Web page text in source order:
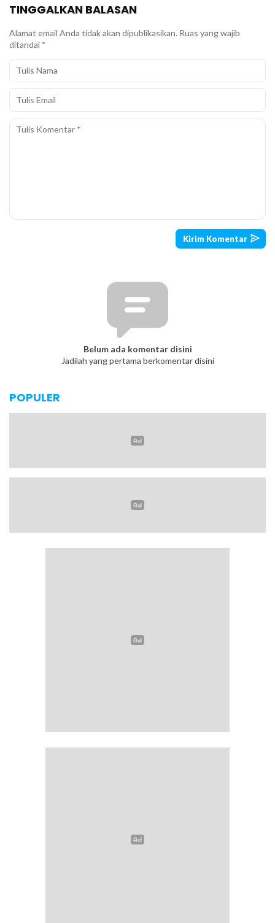
TINGGALKAN BALASAN
Alamat email Anda tidak akan dipublikasikan. Ruas yang wajib
ditandai *
Belum ada komentar disini
Jadilah yang pertama berkomentar disini
POPULER